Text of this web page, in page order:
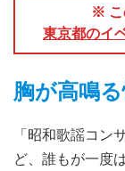
※ こ
東京都のイ
胸が高鳴
「昭和歌謡コン
ど、誰もが一度